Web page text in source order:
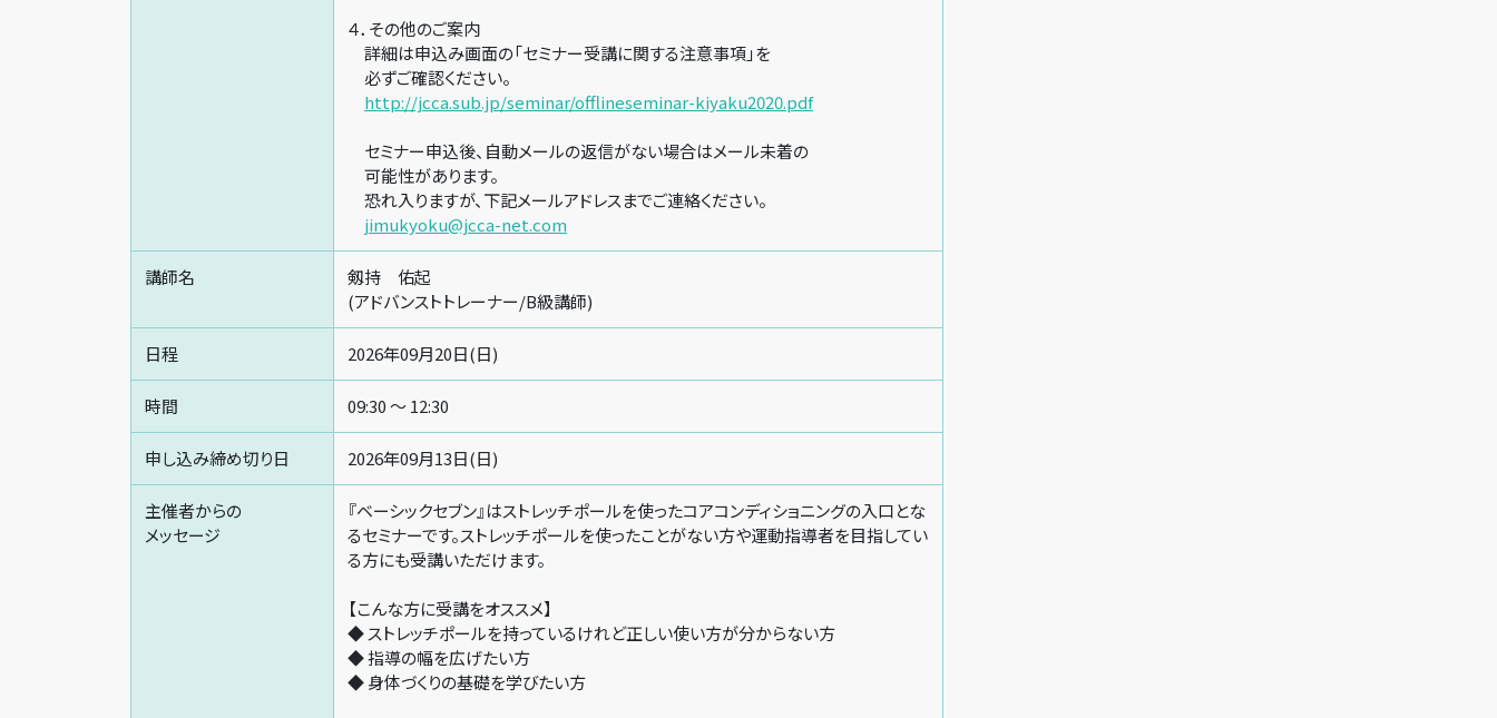
４．その他のご案内
詳細は申込み画面の「セミナー受講に関する注意事項」を
必ずご確認ください。
http://jcca.sub.jp/seminar/offlineseminar-kiyaku2020.pdf
セミナー申込後、自動メールの返信がない場合はメール未着の
可能性があります。
恐れ入りますが、下記メールアドレスまでご連絡ください。
jimukyoku@jcca-net.com
講師名
剱持 佑起
(アドバンストトレーナー/B級講師)
日程 2026年09月20日(日)
時間 09:30 〜 12:30
申し込み締め切り日 2026年09月13日(日)
主催者からの
メッセージ
『ベーシックセブン』はストレッチポールを使ったコアコンディショニングの入口とな
るセミナーです。ストレッチポールを使ったことがない方や運動指導者を目指してい
る方にも受講いただけます。
【こんな方に受講をオススメ】
◆ ストレッチポールを持っているけれど正しい使い方が分からない方
◆ 指導の幅を広げたい方
◆ 身体づくりの基礎を学びたい方